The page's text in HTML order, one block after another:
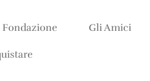
Fondazione Gli Amici